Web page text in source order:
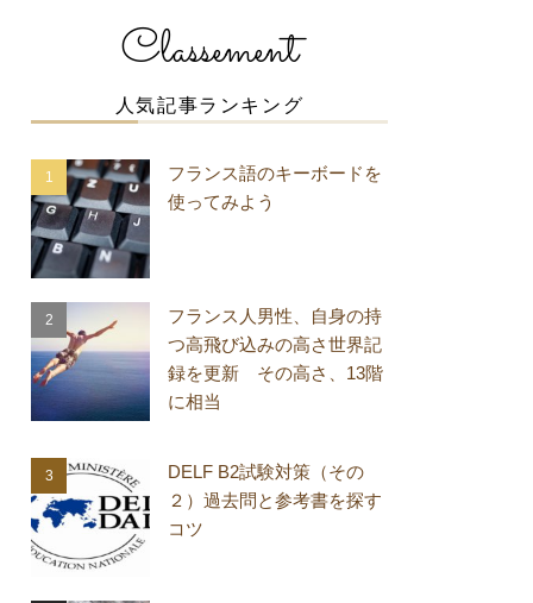
Classement
人気記事ランキング
フランス語のキーボードを
使ってみよう
フランス人男性、自身の持
つ高飛び込みの高さ世界記
録を更新 その高さ、13階
に相当
DELF B2試験対策（その
２）過去問と参考書を探す
コツ